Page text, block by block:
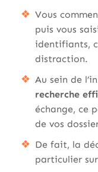
Vous
puis vous
identifiants,
distraction.
Au sein de
recherche
échange, ce
de vos
De fait, la
particulier